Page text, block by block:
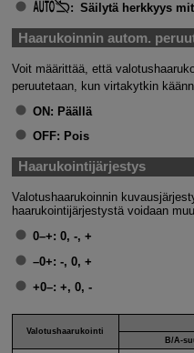
: Säilytä herkkyys
Haarukoinnin autom.
Voit määrittää, että
peruutetaan, kun virtakytkin
ON: Päällä
OFF: Pois
Haarukointijärjestys
Valotushaarukoinnin
haarukointijärjestystä voidaan
0–+: 0, -, +
–0+: -, 0, +
+0–: +, 0, -
Valotushaarukointi
B/A-